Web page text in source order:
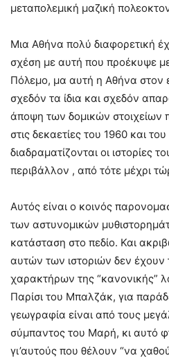
μεταπολεμική μαζική
Μια Αθήνα πολύ διαφορετική
σχέση με αυτή που προέκυψε
Πόλεμο, μα αυτή η Αθήνα στον
σχεδόν τα ίδια και σχεδόν
άποψη των δομικών στοιχείων
στις δεκαετίες του 1960 και
διαδραματίζονται οι ιστορίες
περιβάλλον , από τότε μέχρι
Αυτός είναι ο κοινός
των αστυνομικών
κατάσταση στο πεδίο. Και
αυτών των ιστοριών δεν έχουν
χαρακτήρων της “κανονικής”
Παρίσι του Μπαλζάκ, για
γεωγραφία είναι από τους
σύμπαντος του Μαρή, κι αυτό
γι’αυτούς που θέλουν “να